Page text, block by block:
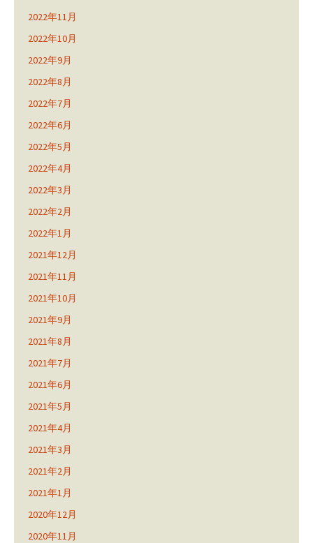
2022年11月
2022年10月
2022年9月
2022年8月
2022年7月
2022年6月
2022年5月
2022年4月
2022年3月
2022年2月
2022年1月
2021年12月
2021年11月
2021年10月
2021年9月
2021年8月
2021年7月
2021年6月
2021年5月
2021年4月
2021年3月
2021年2月
2021年1月
2020年12月
2020年11月